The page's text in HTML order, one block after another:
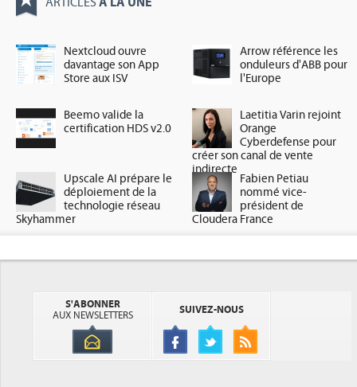
Nextcloud ouvre
davantage son App
Store aux ISV
Arrow référence les
onduleurs d'ABB pour
l'Europe
Beemo valide la
certification HDS v2.0
Laetitia Varin rejoint
Orange
Cyberdefense pour
créer son canal de vente
indirecte
Upscale AI prépare le
déploiement de la
technologie réseau
Skyhammer
Fabien Petiau
nommé vice-
président de
Cloudera France
S'ABONNER
AUX NEWSLETTERS
SUIVEZ-NOUS